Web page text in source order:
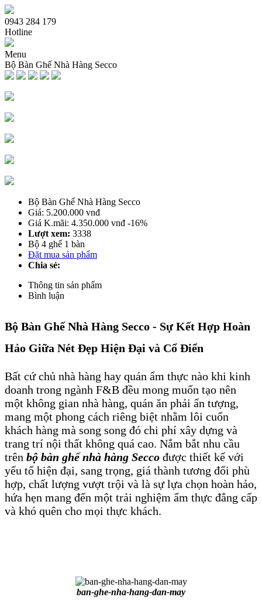
0943 284 179
Hotline
Menu
Bàn Ghế Quầy Bar Cafe
Bàn Ghế Cafe Xích Đu Nhựa Giả Mây
Bàn Cafe
Bàn Ghế Cafe Nhựa
Dịch vụ
Liên hệ
Bộ Bàn Ghế Nhà Hàng Secco
Bộ Bàn Ghế Nhà Hàng Secco
Giá: 5.200.000 vnđ
Giá K.mãi: 4.350.000 vnđ -16%
Lượt xem: 3338
Bộ 4 ghế 1 bàn
Đặt mua sản phẩm
Chia sẻ:
Thông tin sản phẩm
Bình luận
Bộ Bàn Ghế Nhà Hàng Secco - Sự Kết Hợp Hoàn
Hảo Giữa Nét Đẹp Hiện Đại và Cổ Điển
Bất cứ chủ nhà hàng hay quán ẩm thực nào khi kinh
doanh trong ngành F&B đều mong muốn tạo nên
một không gian nhà hàng, quán ăn phải ấn tượng,
mang một phong cách riêng biệt nhằm lôi cuốn
khách hàng mà song song đó chi phí xây dựng và
trang trí nội thất không quá cao. Nắm bắt nhu cầu
trên bộ bàn ghế nhà hàng Secco được thiết kế với
yếu tố hiện đại, sang trọng, giá thành tương đối phù
hợp, chất lượng vượt trội và là sự lựa chọn hoàn hảo,
hứa hẹn mang đến một trải nghiệm ẩm thực đẳng cấp
và khó quên cho mọi thực khách.
ban-ghe-nha-hang-dan-may